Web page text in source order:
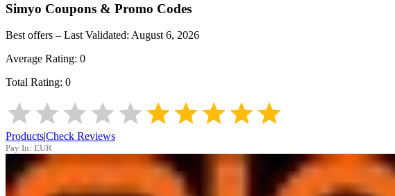
Simyo Coupons & Promo Codes
Best offers – Last Validated: August 6, 2026
Average Rating: 0
Total Rating: 0
Products|Check Reviews
Pay In: EUR